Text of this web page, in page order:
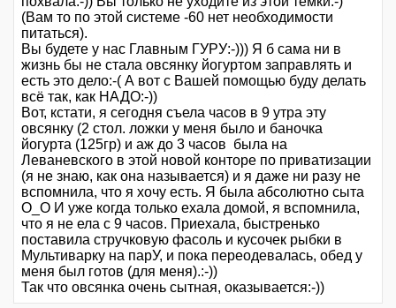
(Вам то по этой системе -60 нет необходимости
питаться).
Вы будете у нас Главным ГУРУ:-))) Я б сама ни в
жизнь бы не стала овсянку йогуртом заправлять и
есть это дело:-( А вот с Вашей помощью буду делать
всё так, как НАДО:-))
Вот, кстати, я сегодня съела часов в 9 утра эту
овсянку (2 стол. ложки у меня было и баночка
йогурта (125гр) и аж до 3 часов была на
Леваневского в этой новой конторе по приватизации
(я не знаю, как она называется) и я даже ни разу не
вспомнила, что я хочу есть. Я была абсолютно сыта
О_О И уже когда только ехала домой, я вспомнила,
что я не ела с 9 часов. Приехала, быстренько
поставила стручковую фасоль и кусочек рыбки в
Мультиварку на парУ, и пока переодевалась, обед у
меня был готов (для меня).:-))
Так что овсянка очень сытная, оказывается:-))